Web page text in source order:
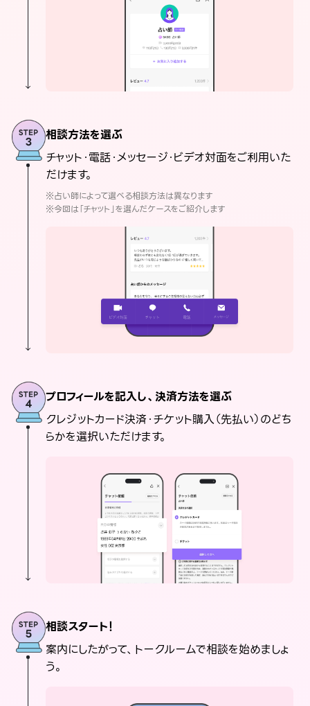
相談方法を選ぶ
チャット・電話・メッセージ・ビデオ対面をご利用いた
だけます。
※占い師によって選べる相談方法は異なります
※今回は「チャット」を選んだケースをご紹介します
プロフィールを記入し、決済方法を選ぶ
クレジットカード決済・チケット購入（先払い）のどち
らかを選択いただけます。
相談スタート！
案内にしたがって、トークルームで相談を始めましょ
う。